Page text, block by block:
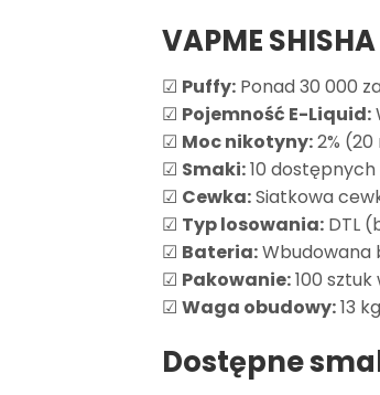
VAPME
☑ Puffy: Ponad 30 000
☑ Pojemność E-Liquid:
☑ Moc nikotyny:2%
☑ Smaki:10
☑ Cewka:Siatkowa
☑ Typ losowania: DTL
☑ Bateria:Wbudowana
☑ Pakowanie:100
☑ Waga obudowy:13
Dostępne